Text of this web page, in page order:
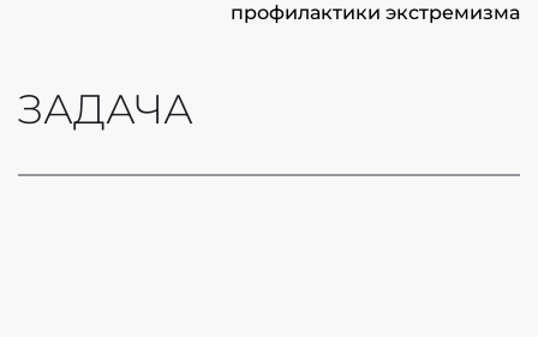
профилактики экстремизма
ЗАДАЧА